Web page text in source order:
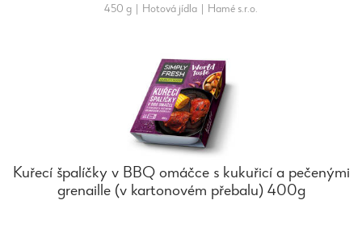
450 g Hotová jídla Hamé s.r.o.
Kuřecí špalíčky v BBQ omáčce s kukuřicí a pečenými
grenaille (v kartonovém přebalu) 400g